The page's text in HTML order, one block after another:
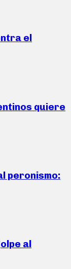
el
quiere
peronismo:
al